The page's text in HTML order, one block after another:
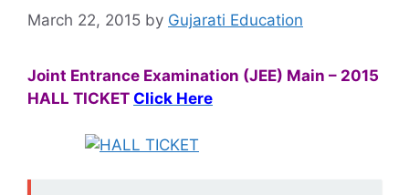
March 22, 2015 by Gujarati Education
Joint Entrance Examination (JEE) Main – 2015
HALL TICKET Click Here